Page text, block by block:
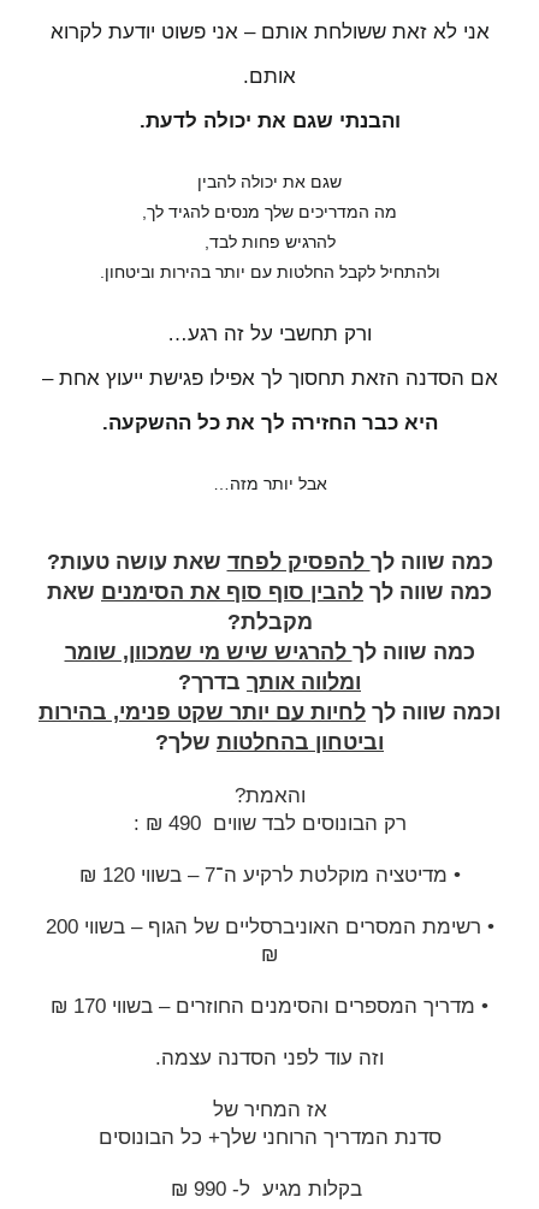
אני לא זאת ששולחת אותם – אני פשוט יודעת לקרוא
אותם.
והבנתי שגם את יכולה לדעת.
שגם את יכולה להבין
מה המדריכים שלך מנסים להגיד לך,
להרגיש פחות לבד,
ולהתחיל לקבל החלטות עם יותר בהירות וביטחון.
ורק תחשבי על זה רגע…
אם הסדנה הזאת תחסוך לך אפילו פגישת ייעוץ אחת –
היא כבר החזירה לך את כל ההשקעה.
אבל יותר מזה…
כמה שווה לך להפסיק לפחד שאת עושה טעות?
כמה שווה לך להבין סוף סוף את הסימנים שאת
מקבלת?
כמה שווה לך להרגיש שיש מי שמכוון, שומר
ומלווה אותך בדרך?
וכמה שווה לך לחיות עם יותר שקט פנימי, בהירות
וביטחון בהחלטות שלך?
והאמת?
רק הבונוסים לבד שווים 490 ₪ :
• מדיטציה מוקלטת לרקיע ה־7 – בשווי 120 ₪
• רשימת המסרים האוניברסליים של הגוף – בשווי 200
₪
• מדריך המספרים והסימנים החוזרים – בשווי 170 ₪
וזה עוד לפני הסדנה עצמה.
אז המחיר של
סדנת המדריך הרוחני שלך+ כל הבונוסים
בקלות מגיע ל- 990 ₪